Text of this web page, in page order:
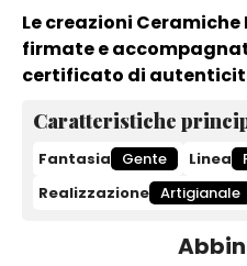
Le creazioni
firmate e
certificato di
Caratteristiche
Fantasia Gente Linea
Realizzazione Artigianale